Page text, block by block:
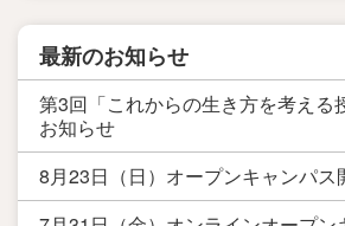
最新のお知らせ
第3回「これからの生き方を考える
お知らせ
8月23日（日）オープンキャンパス